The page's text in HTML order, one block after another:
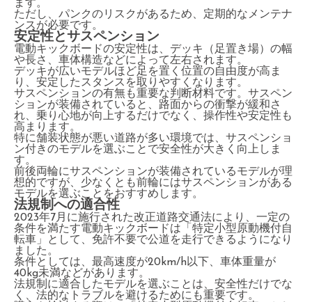
ます。
ただし、パンクのリスクがあるため、定期的なメンテナ
ンスが必要です。
安定性とサスペンション
電動キックボードの安定性は、デッキ（足置き場）の幅
や長さ、車体構造などによって左右されます。
デッキが広いモデルほど足を置く位置の自由度が高ま
り、安定したスタンスを取りやすくなります。
サスペンションの有無も重要な判断材料です。サスペン
ションが装備されていると、路面からの衝撃が緩和さ
れ、乗り心地が向上するだけでなく、操作性や安定性も
高まります。
特に舗装状態が悪い道路が多い環境では、サスペンショ
ン付きのモデルを選ぶことで安全性が大きく向上しま
す。
前後両輪にサスペンションが装備されているモデルが理
想的ですが、少なくとも前輪にはサスペンションがある
モデルを選ぶことをおすすめします。
法規制への適合性
2023年7月に施行された改正道路交通法により、一定の
条件を満たす電動キックボードは「特定小型原動機付自
転車」として、免許不要で公道を走行できるようになり
ました。
条件としては、最高速度が20km/h以下、車体重量が
40kg未満などがあります。
法規制に適合したモデルを選ぶことは、安全性だけでな
く、法的なトラブルを避けるためにも重要です。